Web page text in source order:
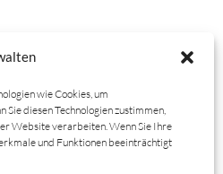
wie Cookies, um
diesen Technologien zustimmen,
Website verarbeiten. Wenn Sie Ihre
und Funktionen beeinträchtigt